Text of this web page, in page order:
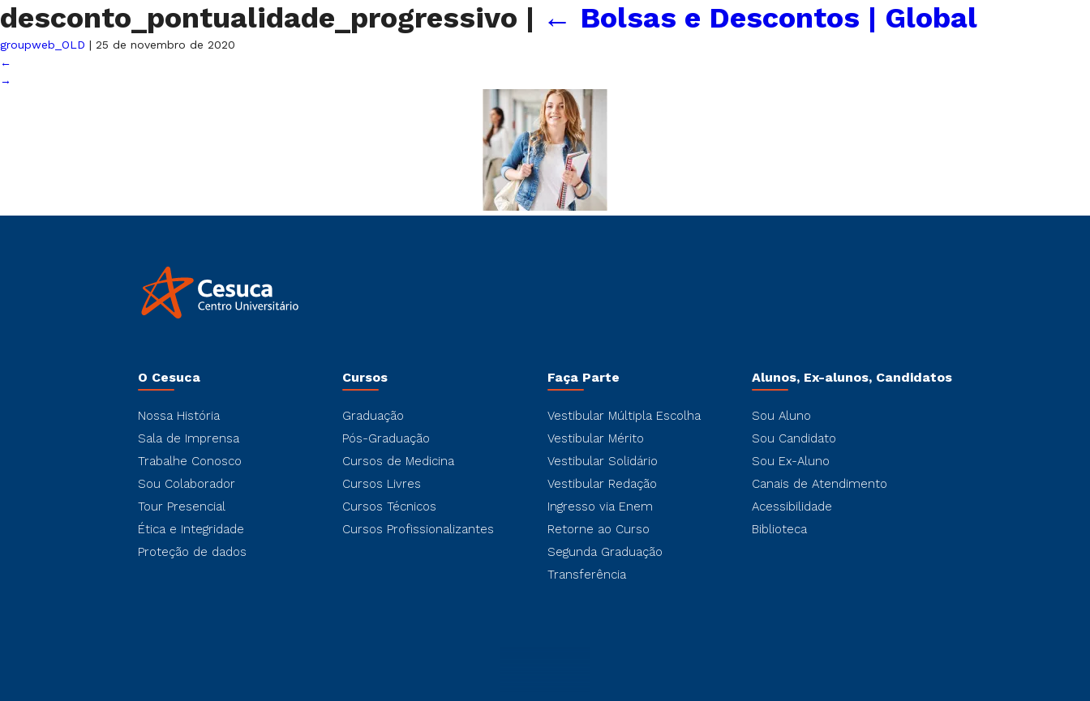
desconto_pontualidade_progressivo | ← Bolsas e Descontos | Global
groupweb_OLD | 25 de novembro de 2020
←
→
O Cesuca
Nossa História
Sala de Imprensa
Trabalhe Conosco
Sou Colaborador
Tour Presencial
Ética e Integridade
Proteção de dados
Cursos
Graduação
Pós-Graduação
Cursos de Medicina
Cursos Livres
Cursos Técnicos
Cursos Profissionalizantes
Faça Parte
Vestibular Múltipla Escolha
Vestibular Mérito
Vestibular Solidário
Vestibular Redação
Ingresso via Enem
Retorne ao Curso
Segunda Graduação
Transferência
Alunos, Ex-alunos, Candidatos
Sou Aluno
Sou Candidato
Sou Ex-Aluno
Canais de Atendimento
Acessibilidade
Biblioteca